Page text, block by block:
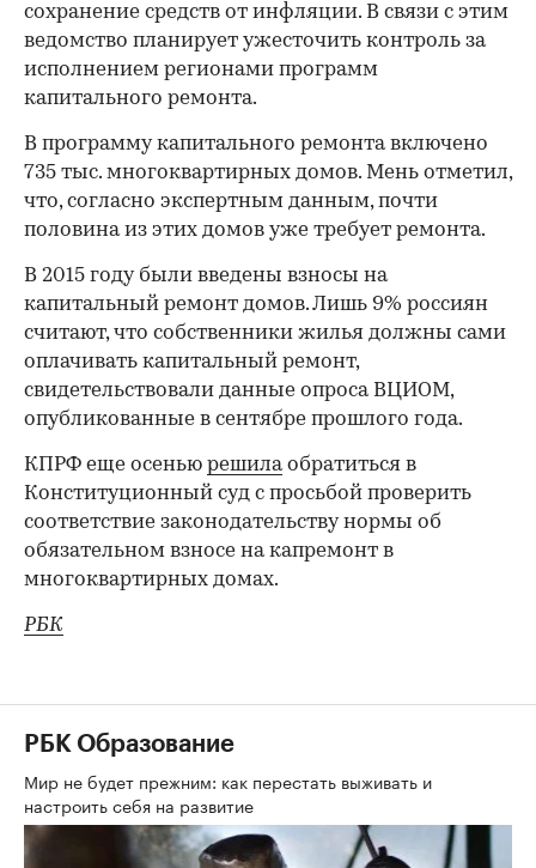
сохранение средств от инфляции. В связи с этим
ведомство планирует ужесточить контроль за
исполнением регионами программ
капитального ремонта.
В программу капитального ремонта включено
735 тыс. многоквартирных домов. Мень отметил,
что, согласно экспертным данным, почти
половина из этих домов уже требует ремонта.
В 2015 году были введены взносы на
капитальный ремонт домов. Лишь 9% россиян
считают, что собственники жилья должны сами
оплачивать капитальный ремонт,
свидетельствовали данные опроса ВЦИОМ,
опубликованные в сентябре прошлого года.
​КПРФ еще осенью решилаобратиться в
Конституционный суд с просьбой проверить
соответствие законодательству нормы об
обязательном взносе на капремонт в
многоквартирных домах.
РБК
РБК Образование
Мир не будет прежним: как перестать выживать и
настроить себя на развитие